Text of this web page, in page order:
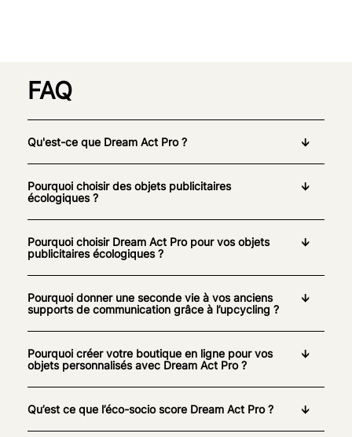
FAQ
Qu'est-ce que Dream Act Pro ?
Pourquoi choisir des objets publicitaires
écologiques ?
Pourquoi choisir Dream Act Pro pour vos objets
publicitaires écologiques ?
Pourquoi donner une seconde vie à vos anciens
supports de communication grâce à l’upcycling ?
Pourquoi créer votre boutique en ligne pour vos
objets personnalisés avec Dream Act Pro ?
Qu’est ce que l’éco-socio score Dream Act Pro ?